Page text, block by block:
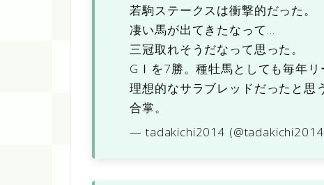
若駒ステークスは衝撃的だった。
凄い馬が出てきたなって…
三冠取れそうだなって思った。
GⅠを7勝。種牡馬としても毎年リ
理想的なサラブレッドだったと思
合掌。
— tadakichi2014